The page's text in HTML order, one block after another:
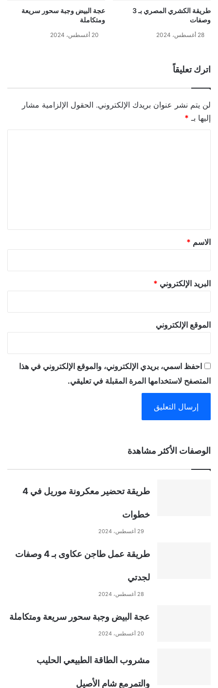
طريقة الكشري المصري بـ 3
وصفات
28 أغسطس، 2024
عجة البيض وجبة سحور سريعة
ومتكاملة
20 أغسطس، 2024
اترك تعليقاً
لن يتم نشر عنوان بريدك الإلكتروني. الحقول الإلزامية مشار
إليها بـ *
*
الاسم *
البريد الإلكتروني *
الموقع الإلكتروني
احفظ اسمي، بريدي الإلكتروني، والموقع الإلكتروني في هذا
المتصفح لاستخدامها المرة المقبلة في تعليقي.
lالوصفات الأكثر مشاهدة
طريقة تحضير معكرونة موريل في 4
خطوات
29 أغسطس، 2024
طريقة عمل طاجن عكاوى بـ 4 وصفات
لجدتي
28 أغسطس، 2024
عجة البيض وجبة سحور سريعة ومتكاملة
20 أغسطس، 2024
مشروب الطاقة الطبيعي الحليب
والتمرمع شام الأصيل